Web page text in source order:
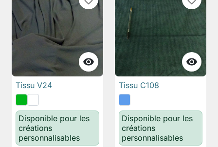

Tissu V24
Disponible pour les
créations
personnalisables

Tissu C108
Disponible pour les
créations
personnalisables